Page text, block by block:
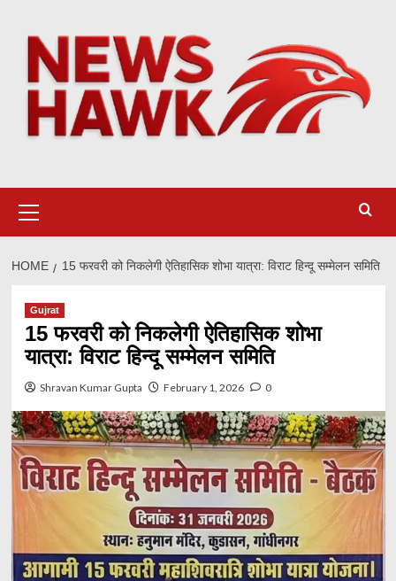
content
Menu
HOME 15 फरवरी को निकलेगी ऐतिहासिक शोभा यात्रा: विराट हिन्दू सम्मेलन समिति
Gujrat
15 फरवरी को निकलेगी ऐतिहासिक शोभा
यात्रा: विराट हिन्दू सम्मेलन समिति
Shravan Kumar Gupta February 1, 2026 0